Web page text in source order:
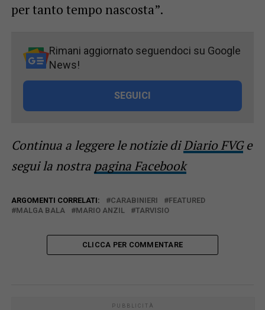
per tanto tempo nascosta”.
Rimani aggiornato seguendoci su Google
News!
SEGUICI
Continua a leggere le notizie diDiario FVGe
segui la nostra pagina Facebook
ARGOMENTI CORRELATI: CARABINIERI
FEATURED
MALGA BALA
MARIO ANZIL TARVISIO
CLICCA PER COMMENTARE
PUBBLICITÀ